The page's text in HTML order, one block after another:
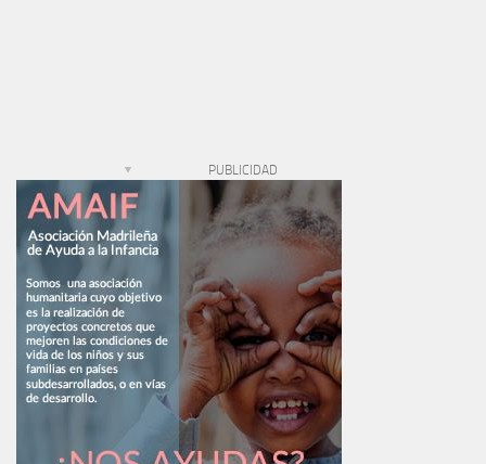
PUBLICIDAD